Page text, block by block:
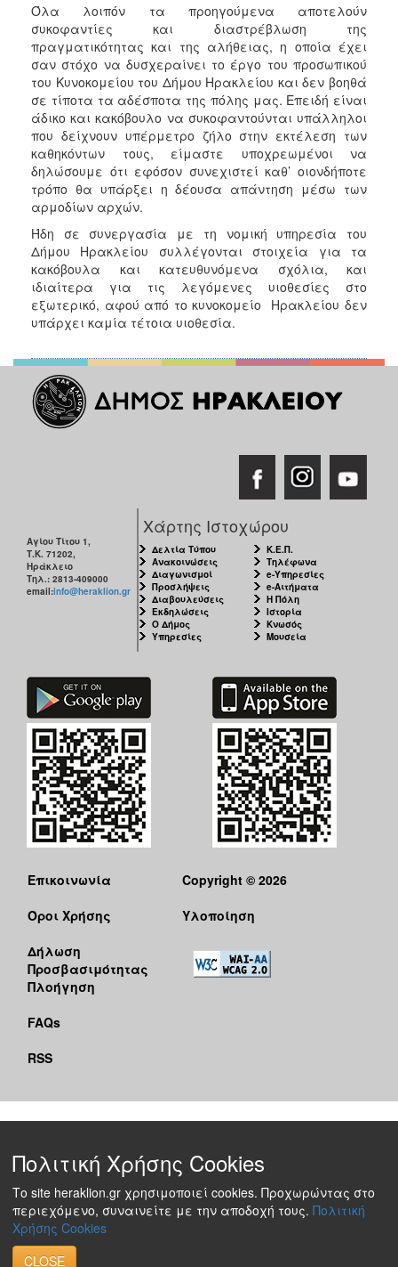
Όλα λοιπόν τα προηγούμενα αποτελούν
συκοφαντίες και διαστρέβλωση της
πραγματικότητας και της αλήθειας, η οποία έχει
σαν στόχο να δυσχεραίνει το έργο του προσωπικού
του Κυνοκομείου του Δήμου Ηρακλείου και δεν βοηθά
σε τίποτα τα αδέσποτα της πόλης μας. Επειδή είναι
άδικο και κακόβουλο να συκοφαντούνται υπάλληλοι
που δείχνουν υπέρμετρο ζήλο στην εκτέλεση των
καθηκόντων τους, είμαστε υποχρεωμένοι να
δηλώσουμε ότι εφόσον συνεχιστεί καθ’ οιονδήποτε
τρόπο θα υπάρξει η δέουσα απάντηση μέσω των
αρμοδίων αρχών.
Ήδη σε συνεργασία με τη νομική υπηρεσία του
Δήμου Ηρακλείου συλλέγονται στοιχεία για τα
κακόβουλα και κατευθυνόμενα σχόλια, και
ιδιαίτερα για τις λεγόμενες υιοθεσίες στο
εξωτερικό, αφού από το κυνοκομείο Ηρακλείου δεν
υπάρχει καμία τέτοια υιοθεσία.
Αγίου Τίτου 1,
Τ.Κ. 71202,
Ηράκλειο
Τηλ.: 2813-409000
email:info@heraklion.gr
Χάρτης Ιστοχώρου
Δελτία Τύπου
Ανακοινώσεις
Διαγωνισμοί
Προσλήψεις
Διαβουλεύσεις
Εκδηλώσεις
Ο Δήμος
Υπηρεσίες
Κ.Ε.Π.
Τηλέφωνα
e-Υπηρεσίες
e-Αιτήματα
Η Πόλη
Ιστορία
Κνωσός
Μουσεία
Επικοινωνία
Όροι Χρήσης
Δήλωση
Προσβασιμότητας
Πλοήγηση
FAQs
RSS
Copyright © 2026
Υλοποίηση
Πολιτική Χρήσης Cookies
Το site heraklion.gr χρησιμοποιεί cookies. Προχωρώντας στο
περιεχόμενο, συναινείτε με την αποδοχή τους. Πολιτική
Χρήσης Cookies
CLOSE